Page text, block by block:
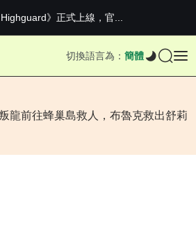
重要的是什麼？太真實了
收官：全滿貫對上全滿亞，德約...
Highguard》正式上線，官...
》正式上線，官...
切換語言為： 簡體
龍前往蜂巢島救人，布魯克救出舒莉